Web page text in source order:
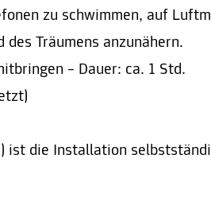
zu schwimmen, auf
Träumens anzunähern.
– Dauer: ca. 1 Std.
ist die Installation